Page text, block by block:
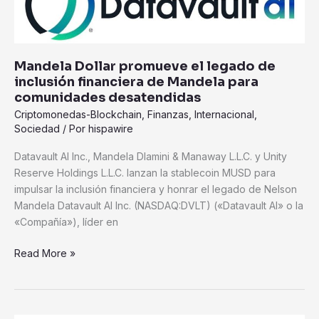
Mandela Dollar promueve el legado de
inclusión financiera de Mandela para
comunidades desatendidas
Criptomonedas-Blockchain Finanzas Internacional
Sociedad / Por hispawire
Datavault AI Inc., Mandela Dlamini & Manaway L.L.C. y Unity
Reserve Holdings L.L.C. lanzan la stablecoin MUSD para
impulsar la inclusión financiera y honrar el legado de Nelson
Mandela Datavault AI Inc. (NASDAQ:DVLT) («Datavault AI» o la
«Compañía»), líder en
legado
inclusión
financiera
de
Mandela
para
desatendidas
Read More »